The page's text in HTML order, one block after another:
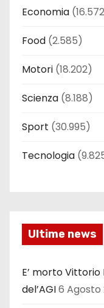
Economia
Food (2.585)
Motori (18.202)
Scienza (8.188)
Sport (30.995)
Tecnologia
Ultime news
E’ morto
del’AGI6 Agosto